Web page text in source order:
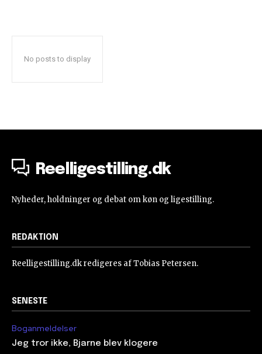
No posts to display
Reelligestilling.dk
Nyheder, holdninger og debat om køn og ligestilling.
REDAKTION
Reelligestilling.dk redigeres af Tobias Petersen.
SENESTE
Boganmeldelser
Jeg tror ikke, Bjarne blev klogere